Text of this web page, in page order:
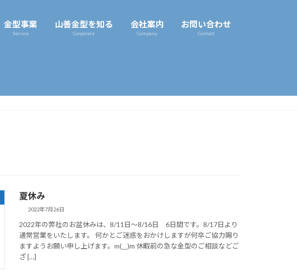
金型事業
Service
山善金型を知る
Corporate
会社案内
Company
お問い合わせ
Contact
夏休み
2022年7月26日
2022年の弊社のお盆休みは、8/11日～8/16日 6日間です。8/17日より
通常営業をいたします。 何かとご迷惑をおかけしますが何卒ご協力賜り
ますようお願い申し上げます。m(__)m 休暇前の急な金型のご相談などご
ざ […]